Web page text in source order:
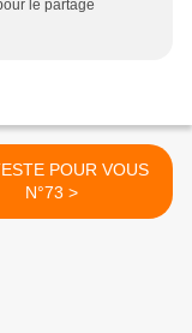
le partage
POUR VOUS
N°73 >